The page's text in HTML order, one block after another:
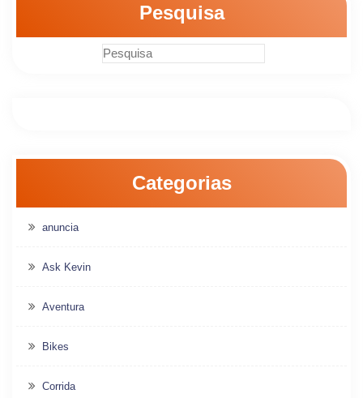
Pesquisa
Categorias
anuncia
Ask Kevin
Aventura
Bikes
Corrida